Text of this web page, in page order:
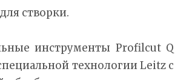
створки.
инструменты Profilcut Q
технологии Leitz с